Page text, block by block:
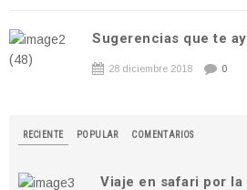
Sugerencias que te
28 diciembre 2018 0
RECIENTE POPULAR COMENTARIOS
Viaje en safari por la